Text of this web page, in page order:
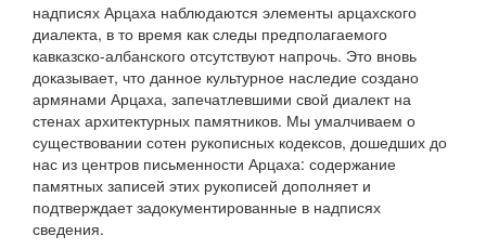
надписях Арцаха наблюдаются элементы арцахского
диалекта, в то время как следы предполагаемого
кавказско-албанского отсутствуют напрочь. Это вновь
доказывает, что данное культурное наследие создано
армянами Арцаха, запечатлевшими свой диалект на
стенах архитектурных памятников. Мы умалчиваем о
существовании сотен рукописных кодексов, дошедших до
нас из центров письменности Арцаха: содержание
памятных записей этих рукописей дополняет и
подтверждает задокументированные в надписях
сведения.